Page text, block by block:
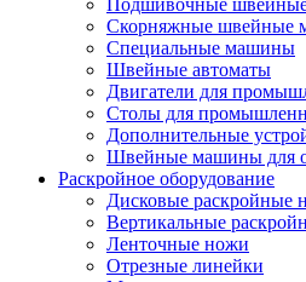
Подшивочные
Скорняжные швейные
Специальные машины
Швейные автоматы
Двигатели для
Столы для
Дополнительные
Швейные машины для
Раскройное оборудование
Дисковые раскройные
Вертикальные
Ленточные ножи
Отрезные линейки